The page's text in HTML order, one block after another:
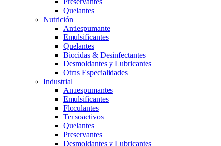
Preservantes
Quelantes
Nutrición
Antiespumante
Emulsificantes
Quelantes
Biocidas & Desinfectantes
Desmoldantes y Lubricantes
Otras Especialidades
Industrial
Antiespumantes
Emulsificantes
Floculantes
Tensoactivos
Quelantes
Preservantes
Desmoldantes y Lubricantes